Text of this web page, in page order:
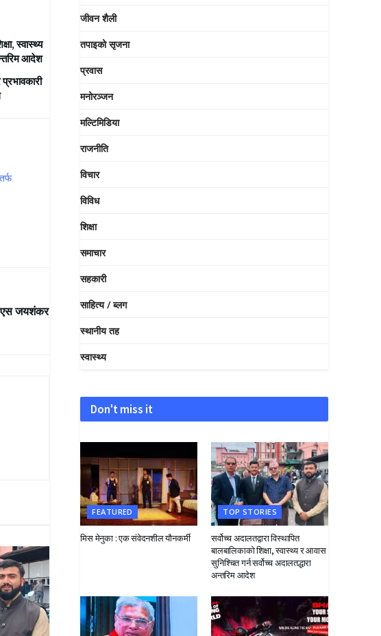
स्वास्थ्य
आदेश
एस जयशंकर
जीवन शैली
तपाइको सृजना
प्रवास
मनोरञ्जन
मल्टिमिडिया
राजनीति
विचार
विविध
शिक्षा
समाचार
सहकारी
साहित्य / ब्लग
स्थानीय तह
स्वास्थ्य
Don't miss it
FEATURED
मिस मेनुका : एक संवेदनशील यौनकर्मी
TOP STORIES
सर्वोच्च अदालतद्वारा विस्थापित
बालबालिकाको शिक्षा, स्वास्थ्य र आवास
सुनिश्चित गर्न सर्वोच्च अदालतद्धारा
अन्तरिम आदेश